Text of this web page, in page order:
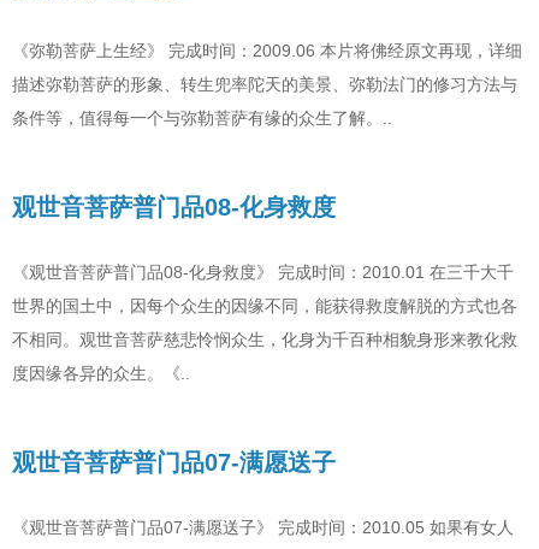
《弥勒菩萨上生经》 完成时间：2009.06 本片将佛经原文再现，详细
描述弥勒菩萨的形象、转生兜率陀天的美景、弥勒法门的修习方法与
条件等，值得每一个与弥勒菩萨有缘的众生了解。..
观世音菩萨普门品08-化身救度
《观世音菩萨普门品08-化身救度》 完成时间：2010.01 在三千大千
世界的国土中，因每个众生的因缘不同，能获得救度解脱的方式也各
不相同。观世音菩萨慈悲怜悯众生，化身为千百种相貌身形来教化救
度因缘各异的众生。《..
观世音菩萨普门品07-满愿送子
《观世音菩萨普门品07-满愿送子》 完成时间：2010.05 如果有女人